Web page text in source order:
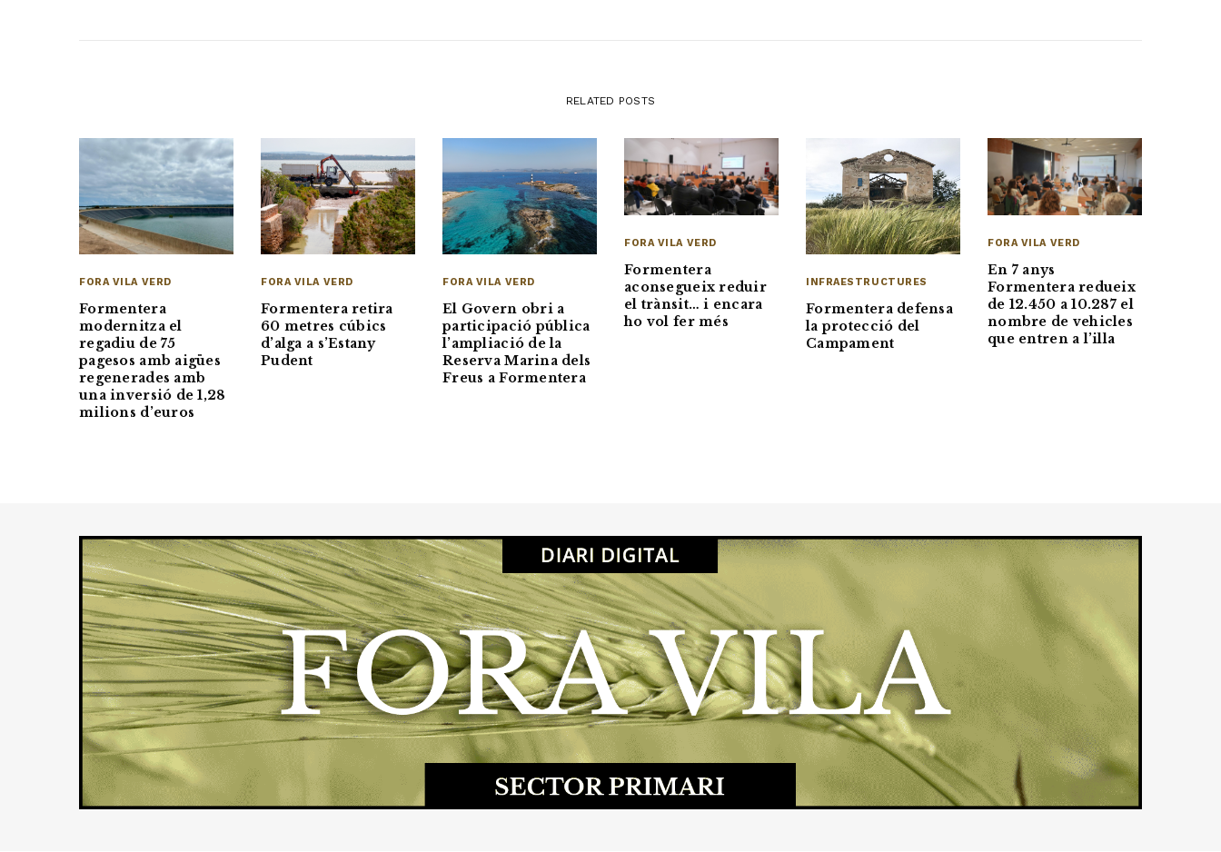
RELATED POSTS
FORA VILA VERD
Formentera
modernitza el
regadiu de 75
pagesos amb aigües
regenerades amb
una inversió de 1,28
milions d’euros
FORA VILA VERD
Formentera retira
60 metres cúbics
d’alga a s’Estany
Pudent
FORA VILA VERD
El Govern obri a
participació pública
l’ampliació de la
Reserva Marina dels
Freus a Formentera
FORA VILA VERD
Formentera
aconsegueix reduir
el trànsit… i encara
ho vol fer més
INFRAESTRUCTURES
Formentera defensa
la protecció del
Campament
FORA VILA VERD
En 7 anys
Formentera redueix
de 12.450 a 10.287 el
nombre de vehicles
que entren a l’illa